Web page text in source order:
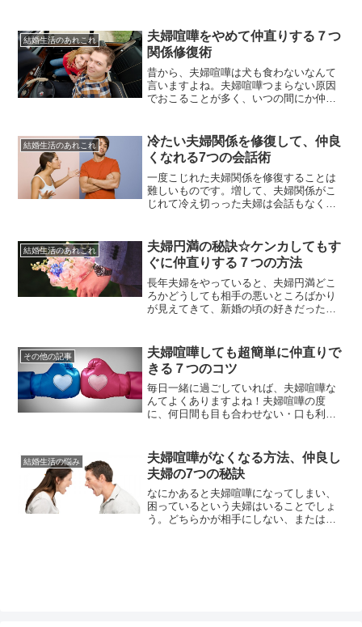
るので翌日には関係を容易に修復するこ
とができるのです。しかし、夫婦は一つ
屋根の下に暮らしているため、気持ちの
リセットをすることが難しく、夫婦...
結婚生活のあれこれ
夫婦喧嘩をやめて仲直りする７つ
関係修復術
昔から、夫婦喧嘩は犬も食わないなんて
言いますよね。夫婦喧嘩つまらない原因
でおこることが多く、いつの間にか仲直
側からすると、喧嘩状態が続くと、何か
と不便が生じてきます。「あれどこにあ
ったっけ？」「あれはどこにおいたっ
け？」などなど、普段家の中のことは...
結婚生活のあれこれ
冷たい夫婦関係を修復して、仲良
くなれる7つの会話術
一度こじれた夫婦関係を修復することは
難しいものです。増して、夫婦関係がこ
じれて冷え切っった夫婦は会話もなくな
をしなければなりません。共に生活をす
るのであれば、やはり冷え切った関係の
ままよりも夫婦関係を修復し、良好な関
係で快適に生活したいはずです。そ...
結婚生活のあれこれ
夫婦円満の秘訣☆ケンカしてもす
ぐに仲直りする７つの方法
長年夫婦をやっていると、夫婦円満どこ
ろかどうしても相手の悪いところばかり
が見えてきて、新婚の頃の好きだった気
に越したことはありません。伴侶に失望
したまま一生を過ごすよりは、相手のい
いところを思い出して仲良く夫婦円満に
過ごした方が豊かな人生が送れるに...
その他の記事
夫婦喧嘩しても超簡単に仲直りで
きる７つのコツ
毎日一緒に過ごしていれば、夫婦喧嘩な
んてよくありますよね！夫婦喧嘩の度
に、何日間も目も合わせない・口も利か
いるのか分かりません。でも夫婦喧嘩の
最中に、心から相手の事が憎くて、嫌い
で、離婚以外は考えられない！という人
はあまりいないと思います。ほとんど...
結婚生活の悩み
夫婦喧嘩がなくなる方法、仲良し
夫婦の7つの秘訣
なにかあると夫婦喧嘩になってしまい、
困っているという夫婦はいることでしょ
う。どちらかが相手にしない、または折